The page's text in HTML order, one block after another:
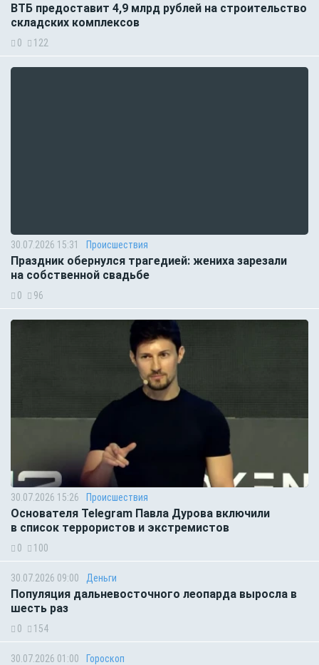
ВТБ предоставит 4,9 млрд рублей на строительство
складских комплексов
0 122
30.07.2026 15:31 Происшествия
Праздник обернулся трагедией: жениха зарезали
на собственной свадьбе
0 96
30.07.2026 15:26 Происшествия
Основателя Telegram Павла Дурова включили
в список террористов и экстремистов
0 100
30.07.2026 09:00 Деньги
Популяция дальневосточного леопарда выросла в
шесть раз
0 154
30.07.2026 01:00 Гороскоп